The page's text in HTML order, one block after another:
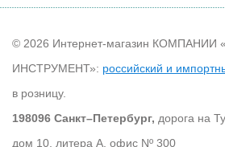
© 2026 Интернет-магазин КОМПАНИИ
ИНСТРУМЕНТ»: российский и
в розницу.
198096 Санкт–Петербург, дорога на
дом 10, литера А, офис Nº 300